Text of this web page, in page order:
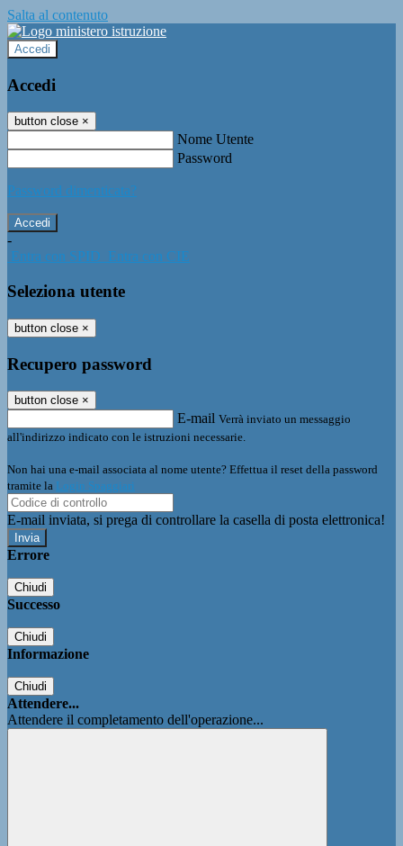
Salta al contenuto
Accedi
Accedi
button close ×
Nome Utente
Password
Password dimenticata?
-
Entra con SPID Entra con CIE
Seleziona utente
button close ×
Recupero password
button close ×
E-mail Verrà inviato un messaggio
all'indirizzo indicato con le istruzioni necessarie.
Non hai una e-mail associata al nome utente? Effettua il reset della password
tramite la Login Spaggiari
E-mail inviata, si prega di controllare la casella di posta elettronica!
Errore
Chiudi
Successo
Chiudi
Informazione
Chiudi
Attendere...
Attendere il completamento dell'operazione...